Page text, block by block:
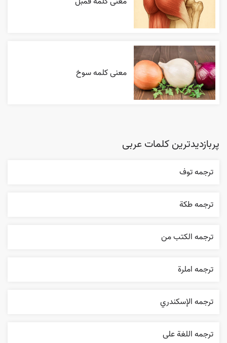
معنی کلمه سوخ
پربازدیدترین کلمات عربی
ترجمه توف
ترجمه طکة
ترجمه الکتب من
ترجمه املرة
ترجمه الإسکندري
ترجمه اللغة علی